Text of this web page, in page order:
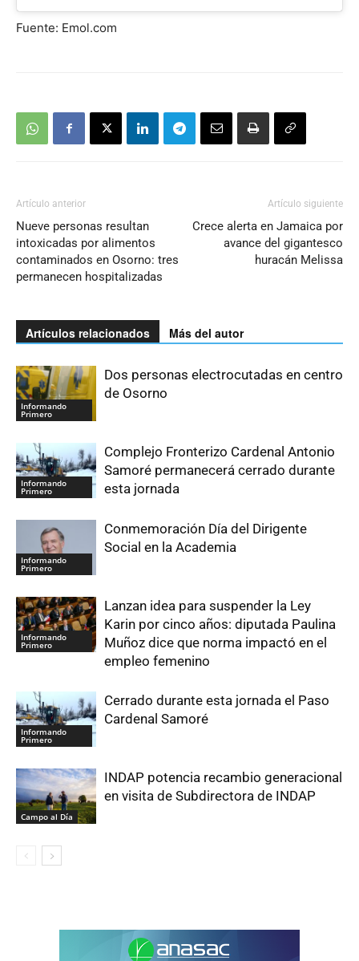
Fuente: Emol.com
Artículo anterior
Nueve personas resultan
intoxicadas por alimentos
contaminados en Osorno: tres
permanecen hospitalizadas
Artículo siguiente
Crece alerta en Jamaica por
avance del gigantesco
huracán Melissa
Artículos relacionados Más del autor
Informando
Primero
Dos personas electrocutadas en centro
de Osorno
Informando
Primero
Complejo Fronterizo Cardenal Antonio
Samoré permanecerá cerrado durante
esta jornada
Informando
Primero
Conmemoración Día del Dirigente
Social en la Academia
Informando
Primero
Lanzan idea para suspender la Ley
Karin por cinco años: diputada Paulina
Muñoz dice que norma impactó en el
empleo femenino
Informando
Primero
Cerrado durante esta jornada el Paso
Cardenal Samoré
Campo al Día
INDAP potencia recambio generacional
en visita de Subdirectora de INDAP